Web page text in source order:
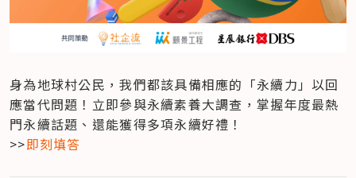
身為地球村公民，我們都該具備相應的「永續力」以回
應當代問題！立即參與永續素養大調查，掌握年度最熱
門永續話題、還能獲得多項永續好禮！
>>即刻填答